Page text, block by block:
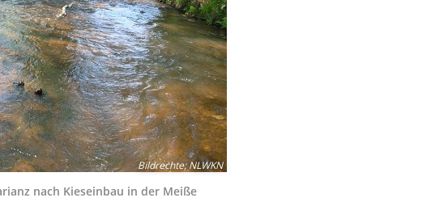
Bildrechte:NLWKN
nach Kieseinbau in der Meiße